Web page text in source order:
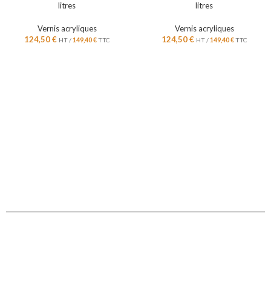
litres
Vernis acryliques
124,50€ HT /149,40€TTC
litres
Vernis acryliques
124,50€ HT /149,40€TTC